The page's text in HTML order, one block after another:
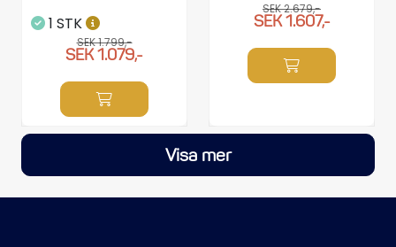
1 STK
SEK 1.799,-
SEK 1.079,-
SEK 2.679,-
SEK 1.607,-
Visa mer